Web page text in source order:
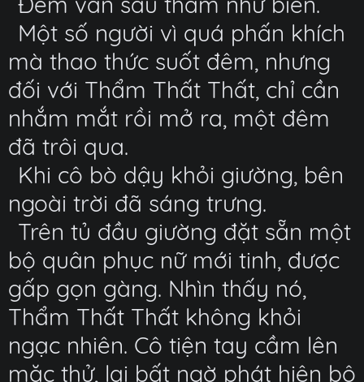
Một số người vì quá phấn khích
mà thao thức suốt đêm, nhưng
đối với Thẩm Thất Thất, chỉ cần
nhắm mắt rồi mở ra, một đêm
đã trôi qua.
Khi cô bò dậy khỏi giường, bên
ngoài trời đã sáng trưng.
Trên tủ đầu giường đặt sẵn một
bộ quân phục nữ mới tinh, được
gấp gọn gàng. Nhìn thấy nó,
Thẩm Thất Thất không khỏi
ngạc nhiên. Cô tiện tay cầm lên
mặc thử, lại bất ngờ phát hiện bộ